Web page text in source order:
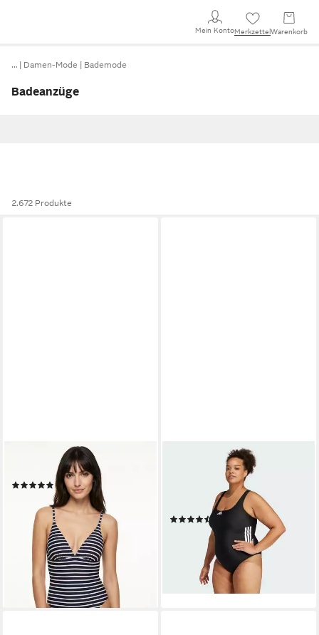
Mein KontoMerkzettel Warenkorb
… Damen-Mode Bademode
Badeanzüge
2.672 Produkte
MARC O'POLO
Badeanzug Essentials
(1)
ab 77,99 €
lieferbar - in 1-2 Werktagen bei dir
ADIDAS PERFORMANCE
Badeanzug 3-STREIFEN C-
BACK BADEANZUG –
GROSSE GRÖSSEN (1-St)
ab 44,99 €
lieferbar - in 1-2 Werktagen bei dir